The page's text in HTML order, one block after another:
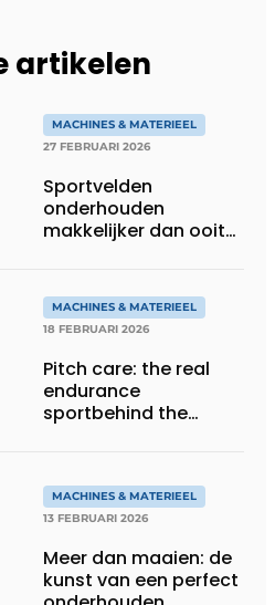
artikelen
MACHINES & MATERIEEL
27 FEBRUARI 2026
Sportvelden
onderhouden
makkelijker dan ooit
MACHINES & MATERIEEL
18 FEBRUARI 2026
Pitch care: the real
endurance
sportbehind the
MACHINES & MATERIEEL
13 FEBRUARI 2026
Meer dan maaien: de
kunst van een perfect